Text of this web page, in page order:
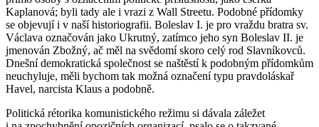
Kaplanová; byli tady ale i vrazi z Wall Streetu. Podobné přídomky
se objevují i v naší historiografii. Boleslav I. je pro vraždu bratra sv.
Václava označován jako Ukrutný, zatímco jeho syn Boleslav II. je
jmenován Zbožný, ač měl na svědomí skoro celý rod Slavníkovců.
Dnešní demokratická společnost se naštěstí k podobným přídomkům
neuchyluje, měli bychom tak možná označení typu pravdoláskař
Havel, narcista Klaus a podobně.
Politická rétorika komunistického režimu si dávala záležet